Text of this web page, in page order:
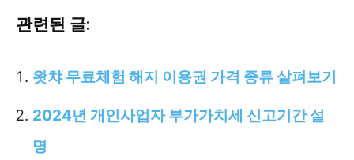
관련된 글:
왓챠 무료체험 해지 이용권 가격 종류 살펴보기
2024년 개인사업자 부가가치세 신고기간 설
명